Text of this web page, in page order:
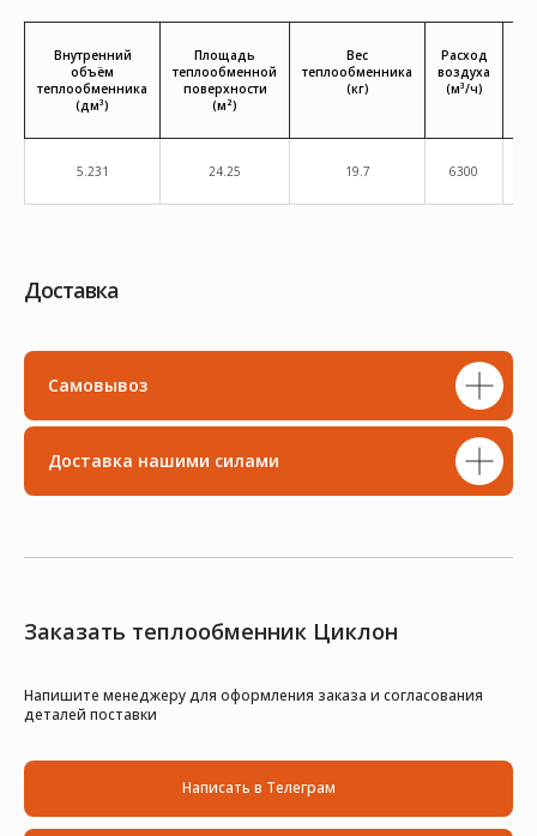
Внутренний
объём
теплообменника
(дм³)
Площадь
теплообменной
поверхности
(м²)
Вес
теплообменника
(кг)
Расход
воздуха
(м³/ч)
5.231 24.25 19.7 6300
Доставка
Самовывоз
Доставка нашими силами
Заказать теплообменник Циклон
Напишите менеджеру для оформления заказа и согласования
деталей поставки
Написать в Телеграм